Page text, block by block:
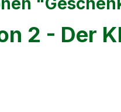
2 - Der